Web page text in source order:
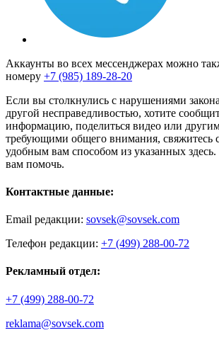
Аккаунты во всех мессенджерах можно
номеру +7 (985) 189-28-20
Если вы столкнулись с нарушениями
другой несправедливостью, хотите
информацию, поделиться видео или
требующими общего внимания,
удобным вам способом из указанных
вам помочь.
Контактные данные:
Email редакции: sovsek@sovsek.com
Телефон редакции: +7 (499) 288-00-72
Рекламный отдел:
+7 (499) 288-00-72
reklama@sovsek.com